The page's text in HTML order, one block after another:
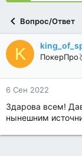
Вопрос/Ответ
K
6 Сен 2022
Здарова всем!
нынешним